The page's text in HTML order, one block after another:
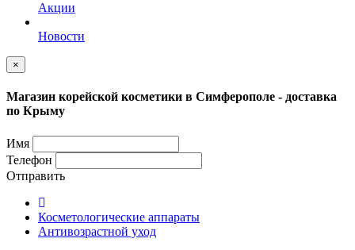
Акции
Новости
×
Магазин корейской косметики в Симферополе - доставка
по Крыму
Имя
Телефон
Отправить
Косметологические аппараты
Антивозрастной уход